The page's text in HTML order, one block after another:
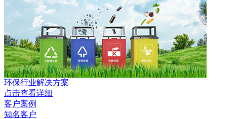
环保行业解决方案
点击查看详细
客户案例
知名客户